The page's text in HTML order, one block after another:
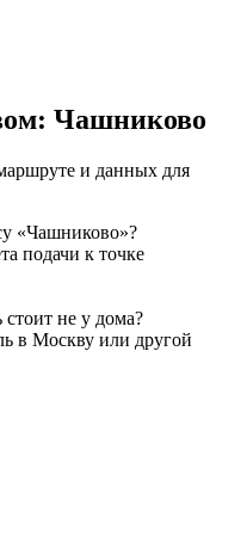
Чашниково
и данных для
«Чашниково»?
подачи к точке
не у дома?
в Москву или другой